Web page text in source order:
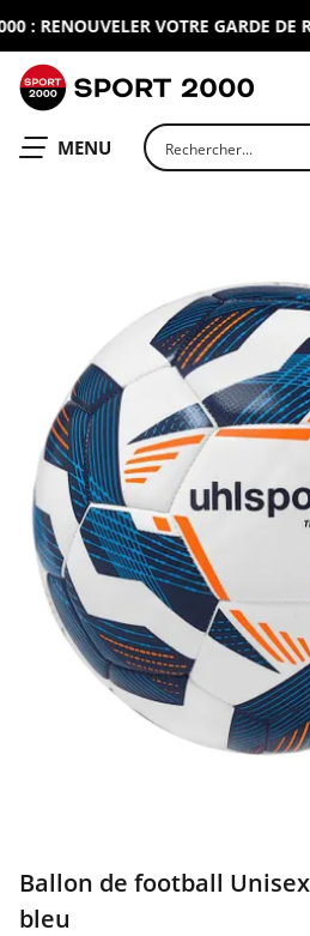
: RENOUVELER VOTRE GARDE DE
OUVRIR LE
MENU Rechercher un
Ballon de football
bleu